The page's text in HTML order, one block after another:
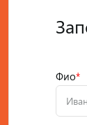
Фио*